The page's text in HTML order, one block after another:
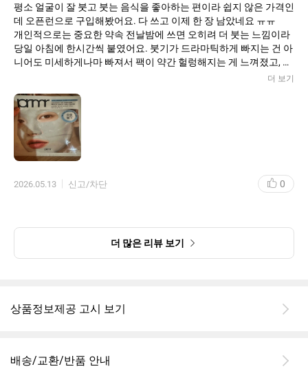
평소 얼굴이 잘 붓고 붓는 음식을 좋아하는 편이라 쉽지 않은 가격인
데 오픈런으로 구입해봤어요. 다 쓰고 이제 한 장 남았네요 ㅠㅠ
개인적으로는 중요한 약속 전날밤에 쓰면 오히려 더 붓는 느낌이라
당일 아침에 한시간씩 붙였어요. 붓기가 드라마틱하게 빠지는 건 아
니어도 미세하게나마 빠져서 팩이 약간 헐렁해지는 게 느껴졌고, 수
분 쿨링 진정 효과는 확실히 있어서 화장 잘 먹는 피부 컨디션이 되
한시간씩 쓰는 번거로움과 가격대가 있어서 재구매는 고민되지만
사용감 기억해뒀다가 필요할 때 또 사러 올게요~!
더 보기
2026.05.13 신고/차단 0
더 많은 리뷰 보기
상품정보제공 고시 보기
배송/교환/반품 안내